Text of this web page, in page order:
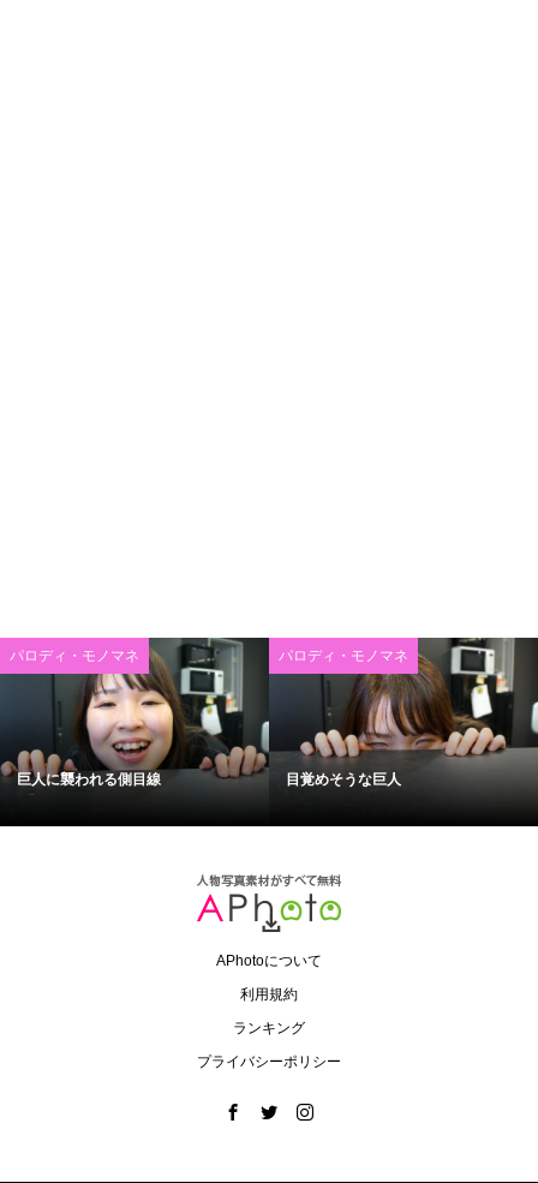
パロディ・モノマネ
巨人に襲われる側目線
パロディ・モノマネ
目覚めそうな巨人
APhotoについて
利用規約
ランキング
プライバシーポリシー